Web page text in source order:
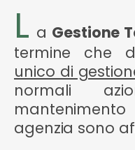
L a Gestione
termine che
unico di
normali
agenzia sono